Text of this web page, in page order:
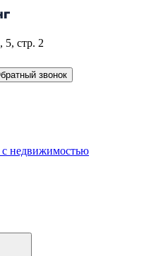
5, стр. 2
звонок
недвижимостью